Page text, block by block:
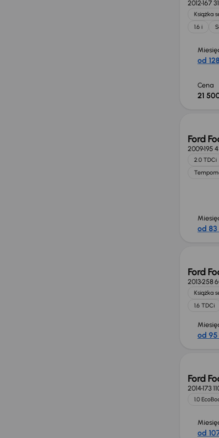
2012167
Książka
1.6 i
od
Cena
21
Ford
2009195
2.0 TDCi
od 83
Ford
2013258
Książka
1.6 TDCi
od 95
Ford
2014173
1.0
od